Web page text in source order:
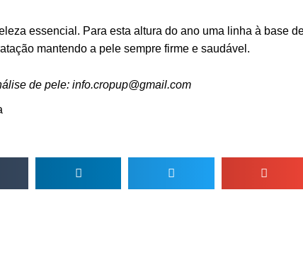
essencial. Para esta altura do ano uma linha à base
mantendo a pele sempre firme e saudável.
de pele: info.cropup@gmail.com